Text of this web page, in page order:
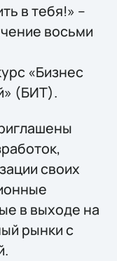
в тебя!» –
восьми
«Бизнес
(БИТ).
своих
в выходе на
рынки с